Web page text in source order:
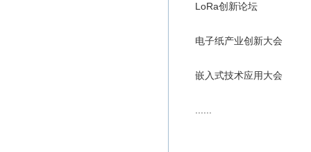
LoRa创新论坛
电子纸产业创新大会
嵌入式技术应用大会